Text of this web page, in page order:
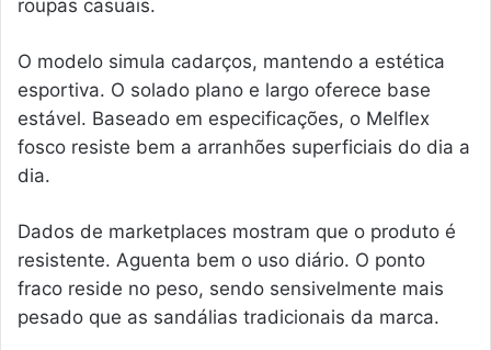
roupas casuais.
O modelo simula cadarços, mantendo a estética
esportiva. O solado plano e largo oferece base
estável. Baseado em especificações, o Melflex
fosco resiste bem a arranhões superficiais do dia a
dia.
Dados de marketplaces mostram que o produto é
resistente. Aguenta bem o uso diário. O ponto
fraco reside no peso, sendo sensivelmente mais
pesado que as sandálias tradicionais da marca.